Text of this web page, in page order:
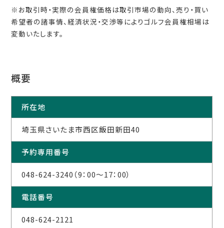
※お取引時・実際の会員権価格は取引市場の動向、売り・買い
希望者の諸事情、経済状況・交渉等によりゴルフ会員権相場は
変動いたします。
概要
所在地
埼玉県さいたま市西区飯田新田40
予約専用番号
048-624-3240（9：00～17：00）
電話番号
048-624-2121